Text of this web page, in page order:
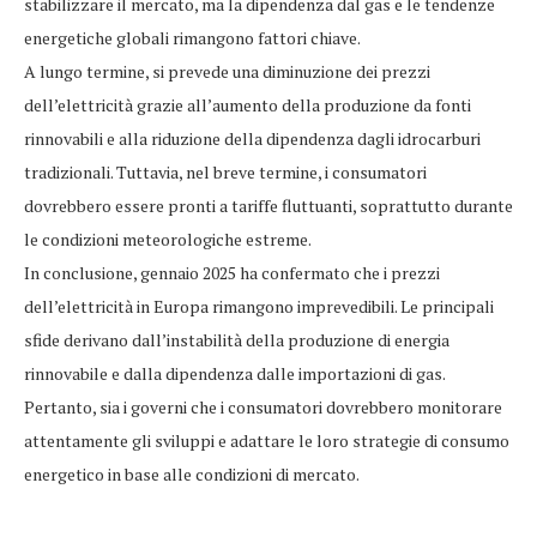
energetiche globali rimangono fattori chiave.
A lungo termine, si prevede una diminuzione dei prezzi
dell’elettricità grazie all’aumento della produzione da fonti
rinnovabili e alla riduzione della dipendenza dagli idrocarburi
tradizionali. Tuttavia, nel breve termine, i consumatori
dovrebbero essere pronti a tariffe fluttuanti, soprattutto durante
le condizioni meteorologiche estreme.
In conclusione, gennaio 2025 ha confermato che i prezzi
dell’elettricità in Europa rimangono imprevedibili. Le principali
sfide derivano dall’instabilità della produzione di energia
rinnovabile e dalla dipendenza dalle importazioni di gas.
Pertanto, sia i governi che i consumatori dovrebbero monitorare
attentamente gli sviluppi e adattare le loro strategie di consumo
energetico in base alle condizioni di mercato.